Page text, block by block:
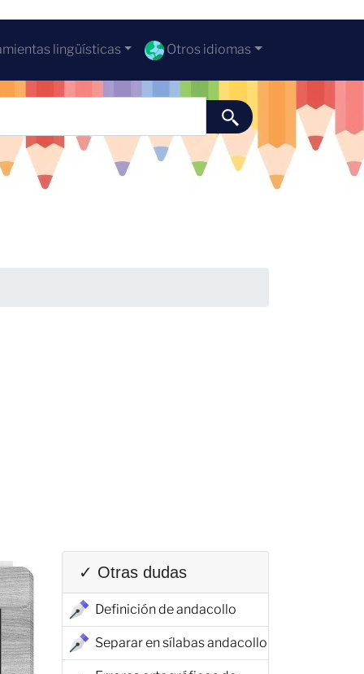
lingüísticas Otros idiomas
✓ Otras dudas
Definición de andacollo
Separar en sílabas andacollo